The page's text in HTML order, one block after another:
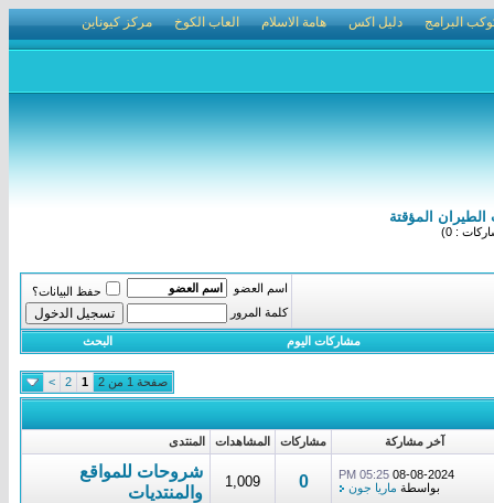
البرامج دليل اكس هامة الاسلام العاب الكوخ مركز كيوناين
المؤقتة
: 0)
اسم العضو
حفظ البيانات؟
كلمة المرور
مشاركات اليوم البحث
صفحة 1 من 2 1
2
>
آخر مشاركة مشاركات المشاهدات المنتدى
08-08-2024
05:25 PM
بواسطة ماريا جون 0
1,009
شروحات للمواقع
والمنتديات